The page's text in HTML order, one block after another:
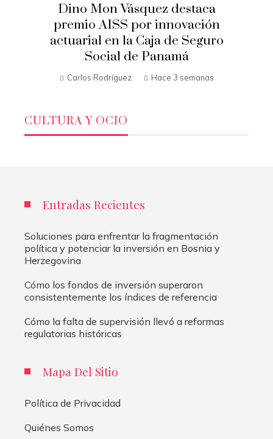
Dino Mon Vásquez destaca
premio AISS por innovación
actuarial en la Caja de Seguro
Social de Panamá
Carlos Rodríguez Hace 3 semanas
CULTURA Y OCIO
Entradas Recientes
Soluciones para enfrentar la fragmentación
política y potenciar la inversión en Bosnia y
Herzegovina
Cómo los fondos de inversión superaron
consistentemente los índices de referencia
Cómo la falta de supervisión llevó a reformas
regulatorias históricas
Mapa Del Sitio
Política de Privacidad
Quiénes Somos